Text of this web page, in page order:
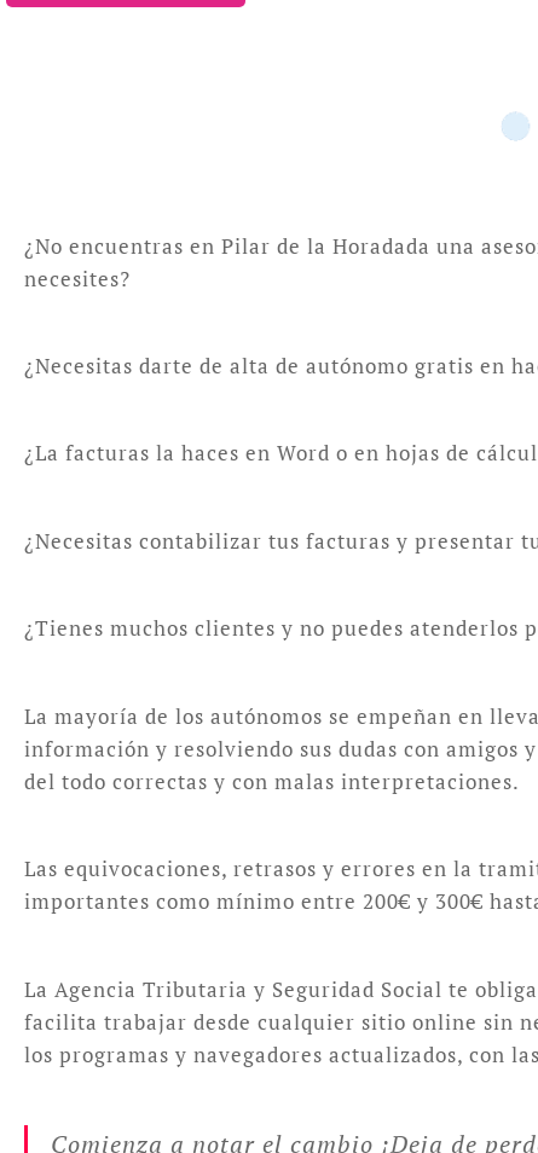
¿No encuentras en Pilar de la Horadada una
necesites?
¿Necesitas darte de alta de autónomo gratis en
¿La facturas la haces en Word o en hojas de
¿Necesitas contabilizar tus facturas y presentar
¿Tienes muchos clientes y no puedes atenderlos
La mayoría de los autónomos se empeñan en
información y resolviendo sus dudas con amigos
del todo correctas y con malas interpretaciones.
Las equivocaciones, retrasos y errores en la
importantes como mínimo entre 200€ y 300€
La Agencia Tributaria y Seguridad Social te
facilita trabajar desde cualquier sitio online sin
los programas y navegadores actualizados, con
Comienza a notar el cambio ¡Deja de